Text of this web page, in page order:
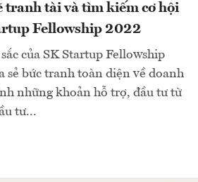
tranh tài và tìm kiếm cơ hội
Fellowship 2022
của SK Startup Fellowship
sẻ bức tranh toàn diện về doanh
những khoản hỗ trợ, đầu tư từ
tư...